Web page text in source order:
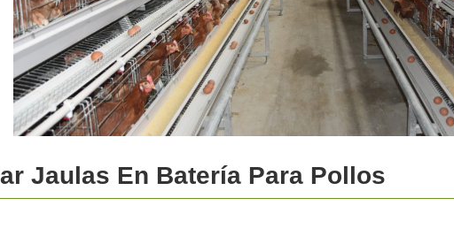
Jaulas En Batería Para Pollos